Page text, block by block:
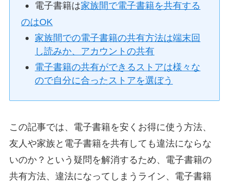
電子書籍は家族間で電子書籍を共有する
のはOK
家族間での電子書籍の共有方法は端末回
し読みか、アカウントの共有
電子書籍の共有ができるストアは様々な
ので自分に合ったストアを選ぼう
この記事では、電子書籍を安くお得に使う方法、
友人や家族と電子書籍を共有しても違法にならな
いのか？という疑問を解消するため、電子書籍の
共有方法、違法になってしまうライン、電子書籍